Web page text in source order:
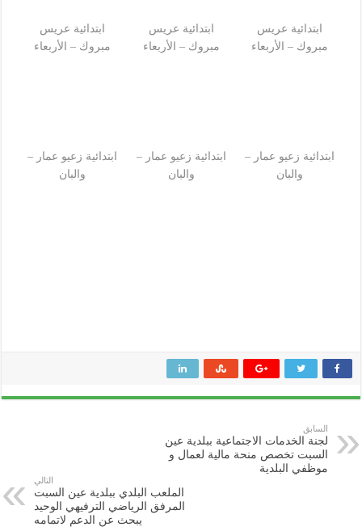
ابتدائية عريس
مبروك – الأربعاء
ابتدائية عريس
مبروك – الأربعاء
ابتدائية عريس
مبروك – الأربعاء
ابتدائية زعيو عمار –
والبان
ابتدائية زعيو عمار –
والبان
ابتدائية زعيو عمار –
والبان
السابق
لجنة الخدمات الاجتماعية ببلدية عين
السبت تخصص منحة مالية لعمال و
موظفي البلدية
التالي
الملعب البلدي ببلدية عين السبت
المرفق الرياضي الترفيهي الوحيد
يبحث عن الدعم لاتمامه